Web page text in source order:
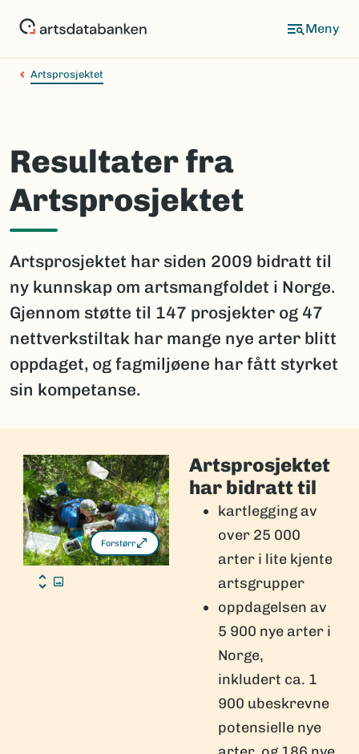
Artsprosjektet
Resultater fra
Artsprosjektet
Artsprosjektet har siden 2009 bidratt til
ny kunnskap om artsmangfoldet i Norge.
Gjennom støtte til 147 prosjekter og 47
nettverkstiltak har mange nye arter blitt
oppdaget, og fagmiljøene har fått styrket
sin kompetanse.
Forstørr
Artsprosjektet
har bidratt til
kartlegging av
over 25 000
arter i lite kjente
artsgrupper
oppdagelsen av
5 900 nye arter i
Norge,
inkludert ca. 1
900 ubeskrevne
potensielle nye